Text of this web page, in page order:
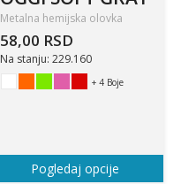
Metalna hemijska olovka
58,00 RSD
Na stanju: 229.160
+ 4 Boje
Pogledaj opcije